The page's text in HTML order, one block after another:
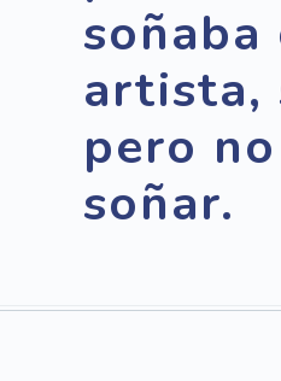
soñaba
artista,
pero
soñar.